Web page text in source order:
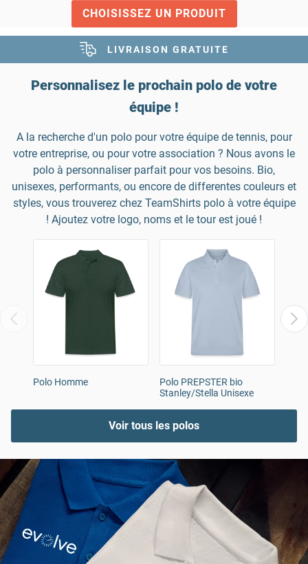
CHOISISSEZ UN PRODUIT
LIVRAISON GRATUITE
TOUT-EN-UN
Personnalisez le prochain polo de votre
équipe !
A la recherche d'un polo pour votre équipe de tennis, pour
votre entreprise, ou pour votre association ? Nous avons le
polo à personnaliser parfait pour vos besoins. Bio,
unisexes, performants, ou encore de differentes couleurs et
styles, vous trouverez chez TeamShirts polo à votre équipe
! Ajoutez votre logo, noms et le tour est joué !
Polo Homme
Polo PREPSTER bio
Stanley/Stella Unisexe
Voir tous les polos